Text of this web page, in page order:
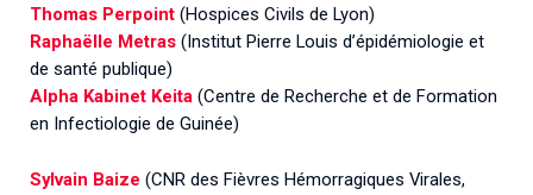
Thomas Perpoint (Hospices Civils de Lyon)
Raphaëlle Metras (Institut Pierre Louis d’épidémiologie et
de santé publique)
Alpha Kabinet Keita (Centre de Recherche et de Formation
en Infectiologie de Guinée)
Sylvain Baize (CNR des Fièvres Hémorragiques Virales,